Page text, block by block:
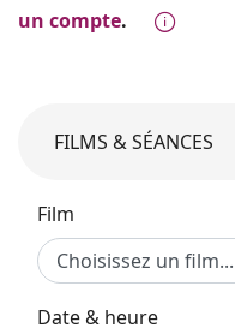
un compte.
FILMS & SÉANCES
Film
Date & heure